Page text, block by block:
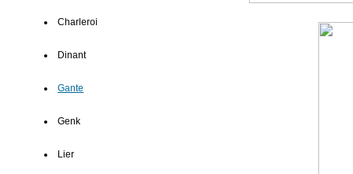
Charleroi
Dinant
Gante
Genk
Lier